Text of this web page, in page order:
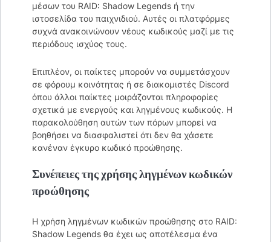
μέσων του RAID: Shadow Legends ή την
ιστοσελίδα του παιχνιδιού. Αυτές οι πλατφόρμες
συχνά ανακοινώνουν νέους κωδικούς μαζί με τις
περιόδους ισχύος τους.
Επιπλέον, οι παίκτες μπορούν να συμμετάσχουν
σε φόρουμ κοινότητας ή σε διακομιστές Discord
όπου άλλοι παίκτες μοιράζονται πληροφορίες
σχετικά με ενεργούς και ληγμένους κωδικούς. Η
παρακολούθηση αυτών των πόρων μπορεί να
βοηθήσει να διασφαλιστεί ότι δεν θα χάσετε
κανέναν έγκυρο κωδικό προώθησης.
Συνέπειες της χρήσης ληγμένων κωδικών
προώθησης
Η χρήση ληγμένων κωδικών προώθησης στο RAID:
Shadow Legends θα έχει ως αποτέλεσμα ένα